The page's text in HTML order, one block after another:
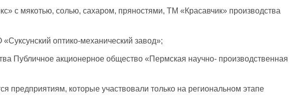
с мякотью, солью, сахаром, пряностями, ТМ «Красавчик» производства
оптико-механический завод»;
Публичное акционерное общество «Пермская научно- производственная
предприятиям, которые участвовали только на региональном этапе